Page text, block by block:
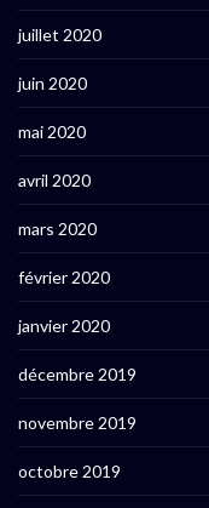
juillet 2020
juin 2020
mai 2020
avril 2020
mars 2020
février 2020
janvier 2020
décembre 2019
novembre 2019
octobre 2019